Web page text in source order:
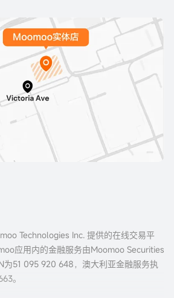
Technologies Inc. 提供的在线交易平
应用内的金融服务由Moomoo Securities
51 095 920 648，澳大利亚金融服务执
。